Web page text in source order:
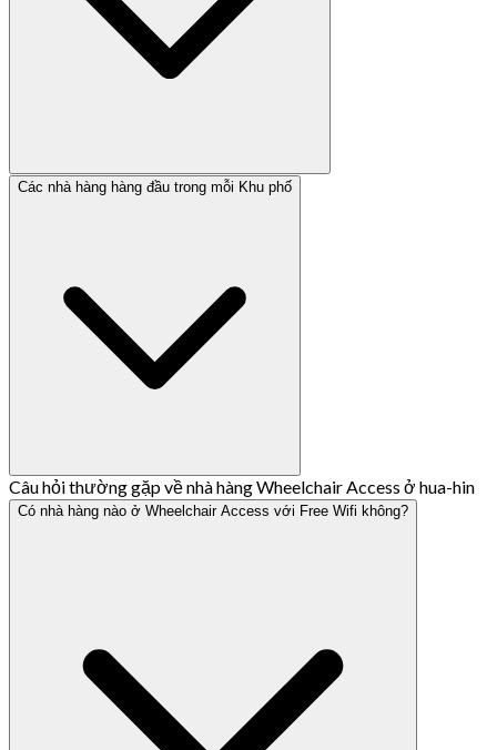
Các nhà hàng hàng đầu trong mỗi Khu phố
Câu hỏi thường gặp về nhà hàng Wheelchair Access ở hua-hin
Có nhà hàng nào ở Wheelchair Access với Free Wifi không?